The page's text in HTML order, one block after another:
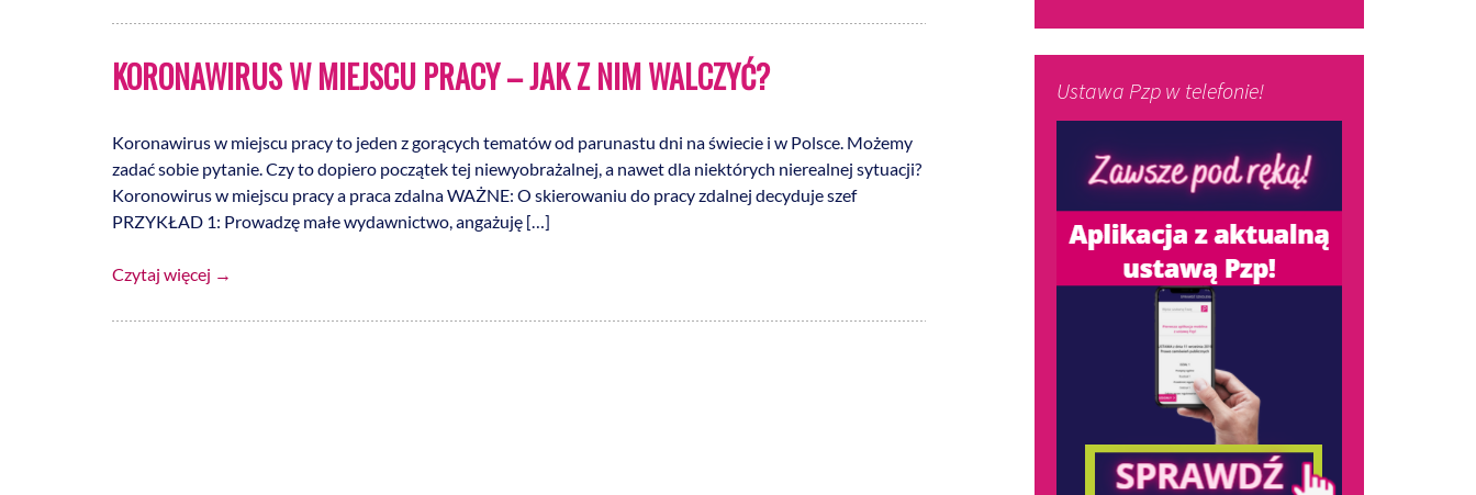
KORONAWIRUS W MIEJSCU PRACY – JAK Z NIM WALCZYĆ?
Koronawirus w miejscu pracy to jeden z gorących tematów od parunastu dni na świecie i w Polsce. Możemy
zadać sobie pytanie. Czy to dopiero początek tej niewyobrażalnej, a nawet dla niektórych nierealnej sytuacji?
Koronowirus w miejscu pracy a praca zdalna WAŻNE: O skierowaniu do pracy zdalnej decyduje szef
PRZYKŁAD 1: Prowadzę małe wydawnictwo, angażuję […]
Czytaj więcej →
Ustawa Pzp w telefonie!